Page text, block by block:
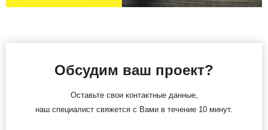
Обсудим ваш проект?
Оставьте свои контактные данные,
наш специалист свяжется с Вами в течение 10 минут.